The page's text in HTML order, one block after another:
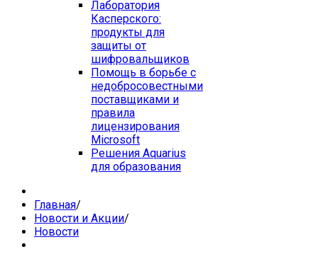
Лаборатория
Касперского:
продукты для
защиты от
шифровальщиков
Помощь в борьбе с
недобросовестными
поставщиками и
правила
лицензирования
Microsoft
Решения Aquarius
для образования
Главная/
Новости и Акции/
Новости